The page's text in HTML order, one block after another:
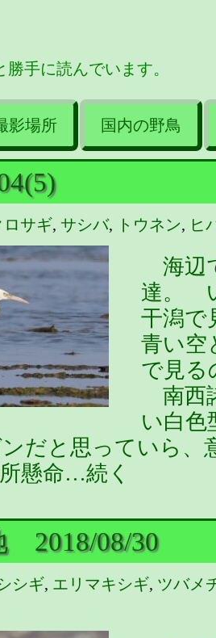
手に読んでいます。
影場所 国内の野鳥
ロサギ, サシバ, トウネン, ヒ
海辺
達。
干潟で
青い空
で見る
南西
い白
だと思っていら、
懸命…続く
2018/08/30
シギ, エリマキシギ, ツバメ